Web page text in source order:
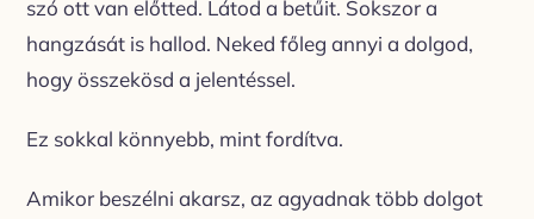
szó ott van előtted. Látod a betűit. Sokszor a
hangzását is hallod. Neked főleg annyi a dolgod,
hogy összekösd a jelentéssel.
Ez sokkal könnyebb, mint fordítva.
Amikor beszélni akarsz, az agyadnak több dolgot